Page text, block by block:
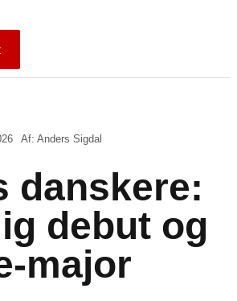
Af: Anders Sigdal
danskere:
debut og
major